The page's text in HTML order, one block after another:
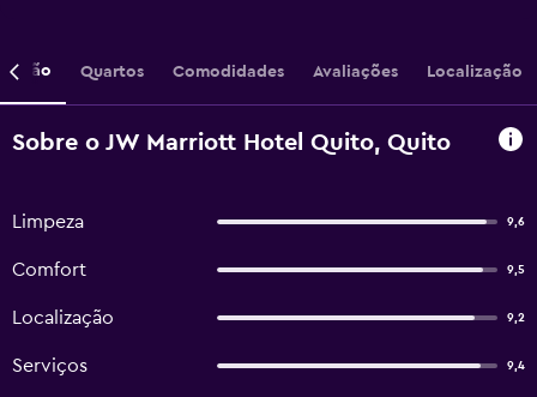
Quartos Comodidades Avaliações Localização
Sobre o JW Marriott Hotel Quito, Quito
Limpeza 9,6
Comfort 9,5
Localização 9,2
Serviços 9,4